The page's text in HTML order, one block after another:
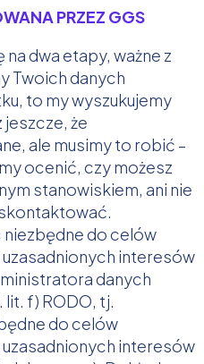
PRZEZ GGS
dwa etapy, ważne z
Twoich danych
to my wyszukujemy
że
ale musimy to robić –
ocenić, czy możesz
stanowiskiem, ani nie
do celów
interesów
danych
lit. f) RODO, tj.
do celów
interesów